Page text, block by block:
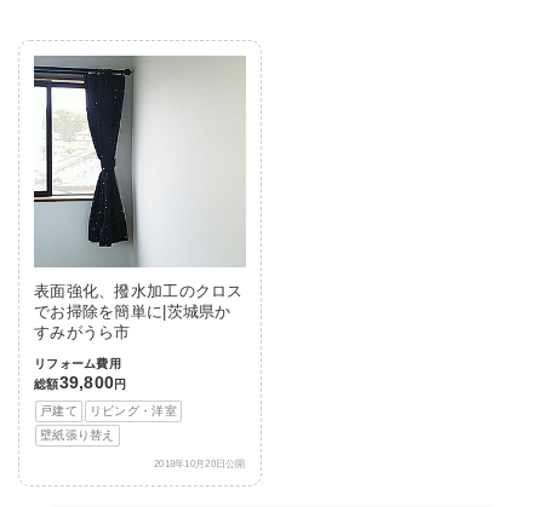
表面強化、撥水加工のクロス
でお掃除を簡単に|茨城県か
すみがうら市
リフォーム費用
総額39,800円
戸建て
リビング・洋室
壁紙張り替え
2018年10月20日公開